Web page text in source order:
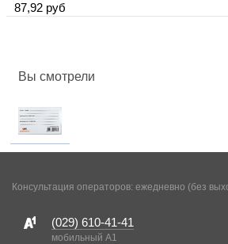
87,92 руб
Вы смотрели
Консультация операторов: ежедневно (без
(029) 610-41-41
мобильный A1